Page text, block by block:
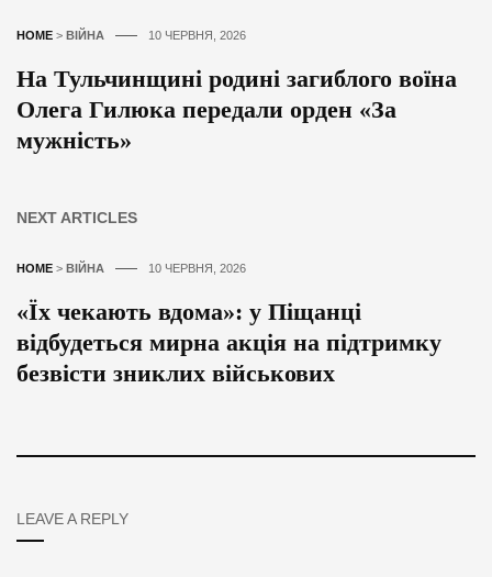
HOME > ВІЙНА 10 ЧЕРВНЯ, 2026
На Тульчинщині родині загиблого воїна
Олега Гилюка передали орден «За
мужність»
NEXT ARTICLES
HOME > ВІЙНА 10 ЧЕРВНЯ, 2026
«Їх чекають вдома»: у Піщанці
відбудеться мирна акція на підтримку
безвісти зниклих військових
LEAVE A REPLY